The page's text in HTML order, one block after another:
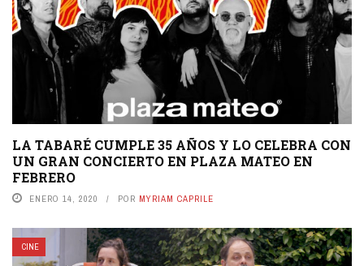
LA TABARÉ CUMPLE 35 AÑOS Y LO CELEBRA CON
UN GRAN CONCIERTO EN PLAZA MATEO EN
FEBRERO
ENERO 14, 2020 POR MYRIAM CAPRILE
CINE